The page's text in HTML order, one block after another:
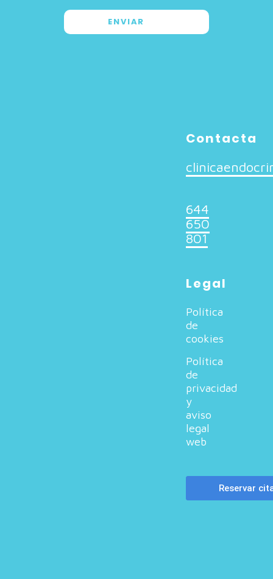
Contacta
644
650
801
Legal
Política
de
cookies
Política
de
privacidad
y
aviso
legal
web